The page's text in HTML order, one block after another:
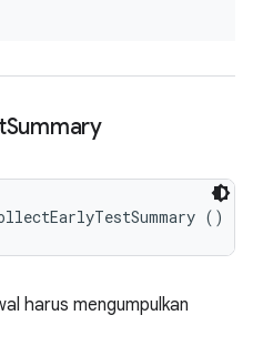
Summary
()
harus mengumpulkan